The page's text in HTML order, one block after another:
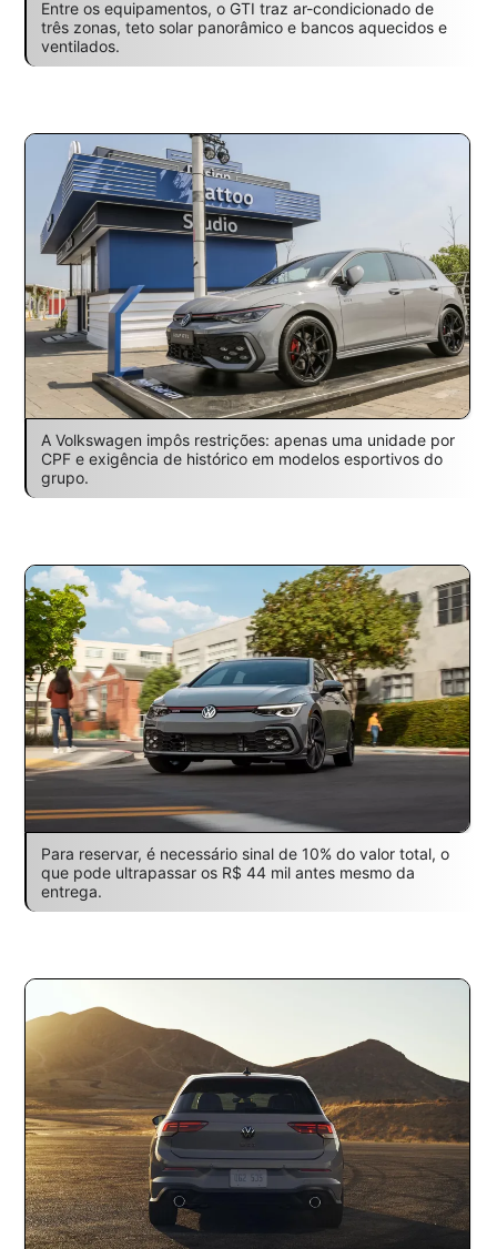
Entre os equipamentos, o GTI traz ar-condicionado de
três zonas, teto solar panorâmico e bancos aquecidos e
ventilados.
A Volkswagen impôs restrições: apenas uma unidade por
CPF e exigência de histórico em modelos esportivos do
grupo.
Para reservar, é necessário sinal de 10% do valor total, o
que pode ultrapassar os R$ 44 mil antes mesmo da
entrega.